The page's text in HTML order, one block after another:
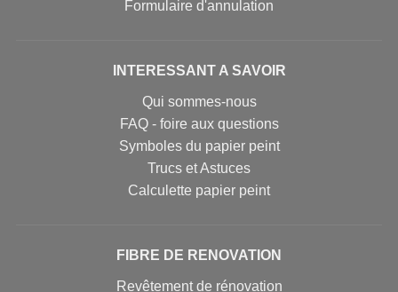
Formulaire d'annulation
INTERESSANT A SAVOIR
Qui sommes-nous
FAQ - foire aux questions
Symboles du papier peint
Trucs et Astuces
Calculette papier peint
FIBRE DE RENOVATION
Revêtement de rénovation